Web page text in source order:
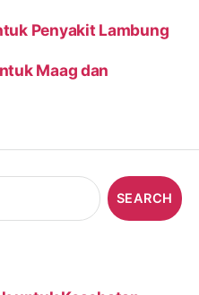
Penyakit Lambung
Maag dan